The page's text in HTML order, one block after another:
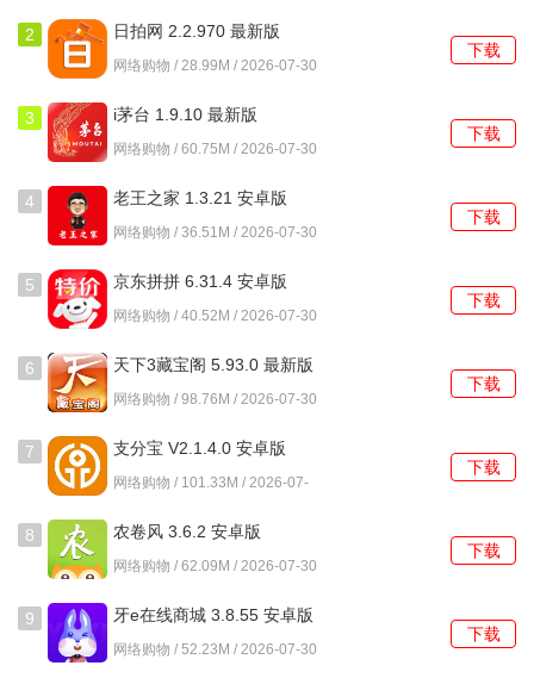
3、支持将带有优惠信息的商品链接分享给好友，部分版本还
4、通过大数据分析提供高性价比榜单，将全网划算的商品直
小转帮怎么使用？
1、打开后，在首页的搜索框内直接粘贴从淘宝、京东等平台
复制的商品链接。
2、系统会自动查询该商品是否存在隐藏优惠券，并显示可领
取的券额与最终到手价。
3、点击商品卡片进入详情页，查看具体的优惠规则与使用期
限，确认无误后点击领券按钮。
4、领券成功后，页面会提供一键跳转选项，直接唤起手机中
已安装的对应电商应用。
5、在电商应用的订单结算页面，系统会自动识别并抵扣已领
取的现金券，完成支付即可享受优惠。
2 日拍网 2.2.970 最新版
网络购物 / 28.99M / 2026-07-30
下载
3 i茅台 1.9.10 最新版
网络购物 / 60.75M / 2026-07-30
下载
4 老王之家 1.3.21 安卓版
网络购物 / 36.51M / 2026-07-30
下载
5 京东拼拼 6.31.4 安卓版
网络购物 / 40.52M / 2026-07-30
下载
6 天下3藏宝阁 5.93.0 最新版
网络购物 / 98.76M / 2026-07-30
下载
7 支分宝 V2.1.4.0 安卓版
网络购物 / 101.33M / 2026-07-
下载
8 农卷风 3.6.2 安卓版
网络购物 / 62.09M / 2026-07-30
下载
9 牙e在线商城 3.8.55 安卓版
网络购物 / 52.23M / 2026-07-30
下载